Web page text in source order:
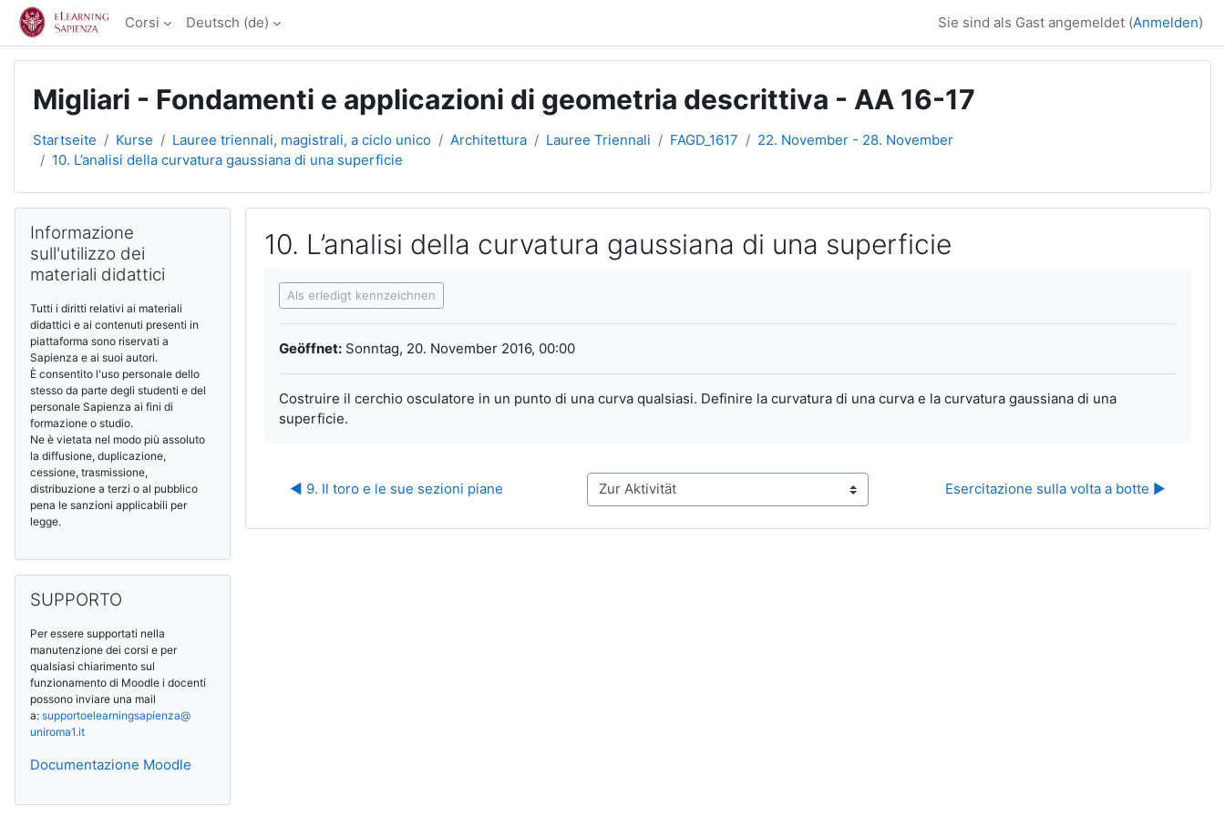
Zum Hauptinhalt
Corsi Deutsch ‎(de)‎ Sie sind als Gast angemeldet (Anmelden)
Migliari - Fondamenti e applicazioni di geometria descrittiva - AA 16-17
Startseite Kurse Lauree triennali, magistrali, a ciclo unico Architettura Lauree Triennali FAGD_1617
22. November - 28. November
10. L’analisi della curvatura gaussiana di una superficie
10. L’analisi della curvatura gaussiana di una superficie
Als erledigt kennzeichnen
Geöffnet:Sonntag, 20. November 2016, 00:00
Costruire il cerchio osculatore in un punto di una curva qualsiasi. Definire la curvatura di una curva e la curvatura gaussiana di una
superficie.
◀︎ 9. Il toro e le sue sezioni piane Zur Aktivität Esercitazione sulla volta a botte ▶︎
Blöcke
Informazione
sull'utilizzo dei
materiali didattici
Tutti i diritti relativi ai materiali
didattici e ai contenuti presenti in
piattaforma sono riservati a
Sapienza e ai suoi autori.
È consentito l'uso personale dello
stesso da parte degli studenti e del
personale Sapienza ai fini di
formazione o studio.
Ne è vietata nel modo più assoluto
la diffusione, duplicazione,
cessione, trasmissione,
distribuzione a terzi o al pubblico
pena le sanzioni applicabili per
legge.
SUPPORTO
Per essere supportati nella
manutenzione dei corsi e per
qualsiasi chiarimento sul
funzionamento di Moodle i docenti
possono inviare una mail
a: supportoelearningsapienza@
uniroma1.it
Documentazione Moodle